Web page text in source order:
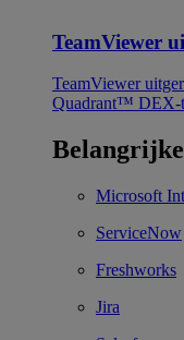
TeamViewer
TeamViewer
Quadrant™ DEX-
Microsoft
ServiceNow
Freshworks
Jira